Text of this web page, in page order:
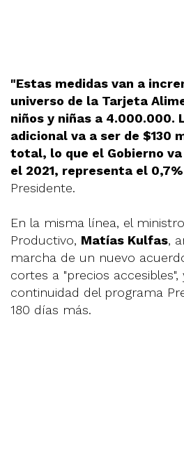
"Estas medidas van a
universo de la Tarjeta
niños y niñas a 4.000.000.
adicional va a ser de $130
total, lo que el Gobierno
el 2021, representa el
Presidente.
En la misma línea, el
Productivo, Matías Kulfas,
marcha de un nuevo
cortes a "precios
continuidad del programa
180 días más.